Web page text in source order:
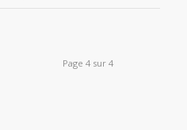
Page 4 sur 4